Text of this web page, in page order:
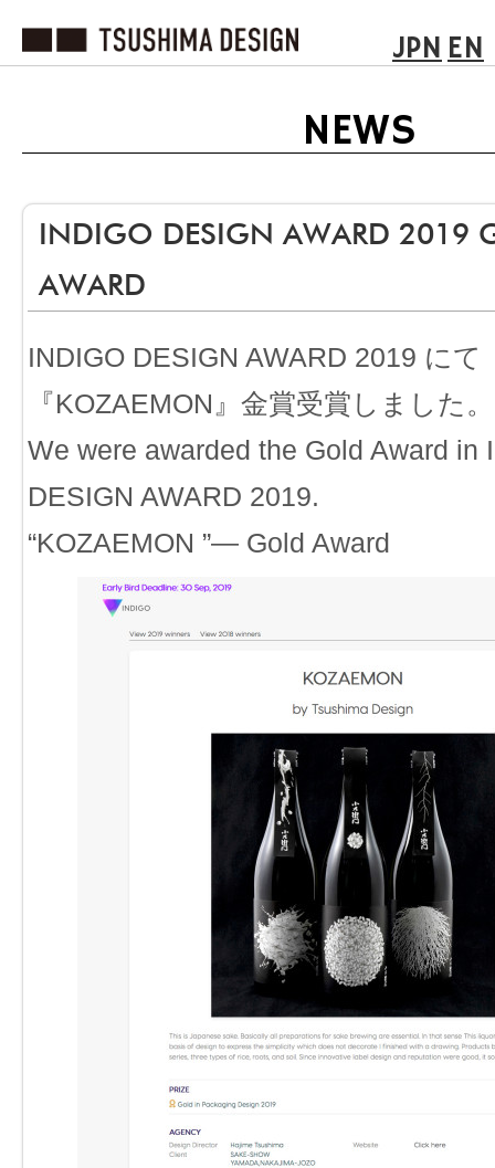
JPNEN
NEWS
INDIGO DESIGN AWARD 2019
AWARD
INDIGO DESIGN AWARD 2019 にて
『KOZAEMON』金賞受賞しました。
We were awarded the Gold Award in
DESIGN AWARD 2019.
“KOZAEMON ”— Gold Award